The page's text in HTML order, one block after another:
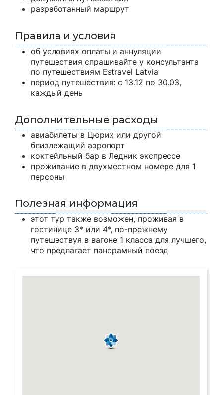
разработанный маршрут
Правила и условия
об условиях оплаты и аннуляции
путешествия спрашивайте у консультанта
по путешествиям Estravel Latvia
период путешествия: с 13.12 по 30.03,
каждый день
Дополнительные расходы
авиабилеты в Цюрих или другой
близлежащий аэропорт
коктейльный бар в Ледник экспрессе
проживание в двухместном номере для 1
персоны
Полезная информация
этот тур также возможен, проживая в
гостинице 3* или 4*, по-прежнему
путешествуя в вагоне 1 класса для лучшего,
что предлагает панорамный поезд